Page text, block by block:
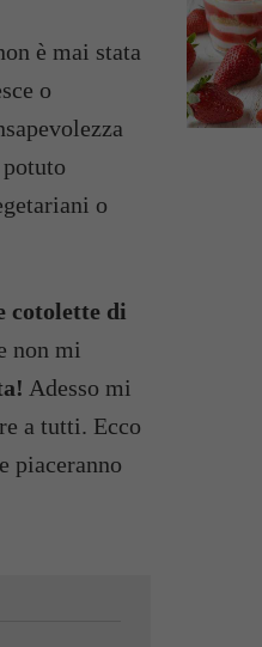
è mai stata
o
o
cotolette di
non mi
Adesso mi
a tutti. Ecco
piaceranno